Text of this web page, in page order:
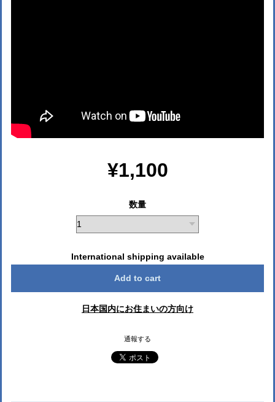
¥1,100
数量
International shipping available
Add to cart
日本国内にお住まいの方向け
通報する